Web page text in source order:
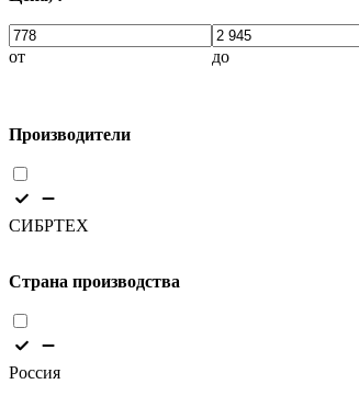
от до
Производители
СИБРТЕХ
Страна производства
Россия